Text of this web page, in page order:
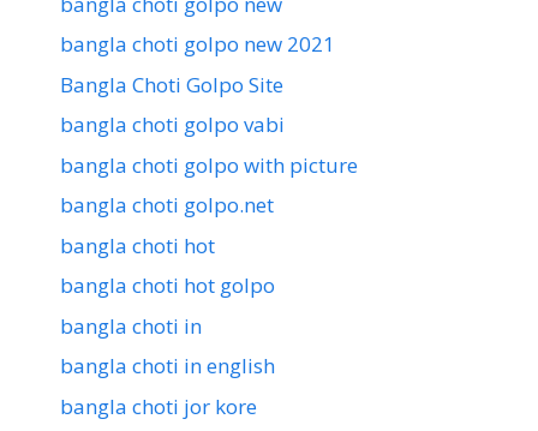
bangla choti golpo new 2021
Bangla Choti Golpo Site
bangla choti golpo vabi
bangla choti golpo with picture
bangla choti golpo.net
bangla choti hot
bangla choti hot golpo
bangla choti in
bangla choti in english
bangla choti jor kore